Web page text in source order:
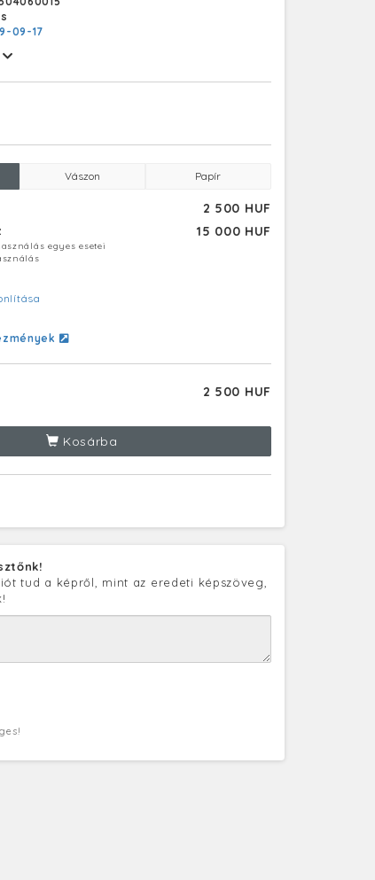
az egytartályos szintén cementszállító
és az idén 700 ilyen kocsit szállítanak
Bulgáriába
09-17
Vászon Papír
2 500 HUF
15 000 HUF
egyes esetei
2 500 HUF
Kosárba
tud a képről, mint az eredeti képszöveg,